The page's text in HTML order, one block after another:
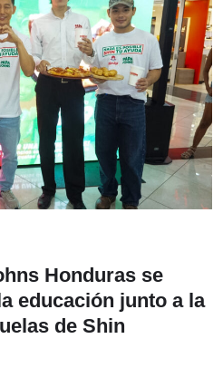
Honduras se
educación junto a la
de Shin